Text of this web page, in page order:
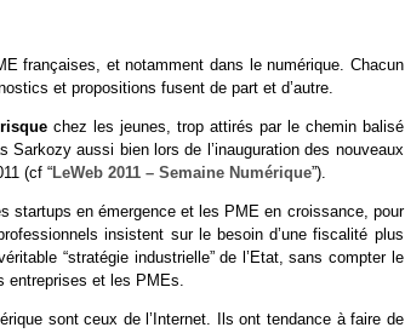
françaises, et notamment dans le numérique. Chacun
et propositions fusent de part et d’autre.
chez les jeunes, trop attirés par le chemin balisé
aussi bien lors de l’inauguration des nouveaux
(cf “ LeWeb 2011 – Semaine Numérique”).
startups en émergence et les PME en croissance, pour
insistent sur le besoin d’une fiscalité plus
“stratégie industrielle” de l’Etat, sans compter le
entreprises et les PMEs.
sont ceux de l’Internet. Ils ont tendance à faire de